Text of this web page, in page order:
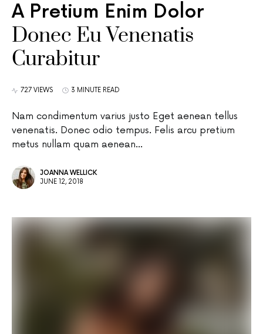
A Pretium Enim Dolor
Donec Eu Venenatis
Curabitur
727 VIEWS 3 MINUTE READ
Nam condimentum varius justo Eget aenean tellus
venenatis. Donec odio tempus. Felis arcu pretium
metus nullam quam aenean…
JOANNA WELLICK
JUNE 12, 2018